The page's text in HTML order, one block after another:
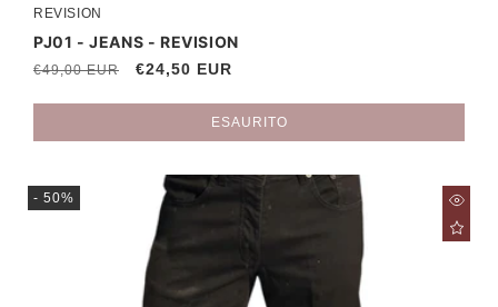
Produttore:
REVISION
PJ01 - JEANS - REVISION
Prezzo
€49,00 EUR
Prezzo
€24,50 EUR
ESAURITO
- 50%